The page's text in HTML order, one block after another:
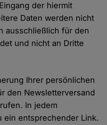
der hiermit
Daten werden nicht
ausschließlich für den
und nicht an Dritte
Ihrer persönlichen
den Newsletterversand
In jedem
ein entsprechender Link.